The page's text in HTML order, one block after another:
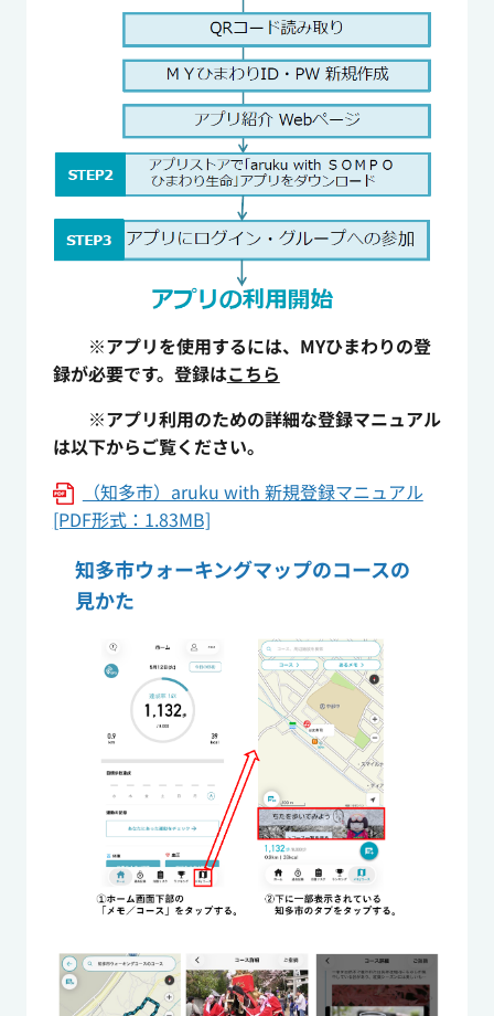
※アプリを使用するには、MYひまわりの登
録が必要です。登録はこちら
※アプリ利用のための詳細な登録マニュアル
は以下からご覧ください。
（知多市）aruku with 新規登録マニュアル
[PDF形式：1.83MB]
知多市ウォーキングマップのコースの
見かた